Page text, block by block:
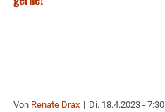
Von Renate Drax | Di. 18.4.2023 - 7:30